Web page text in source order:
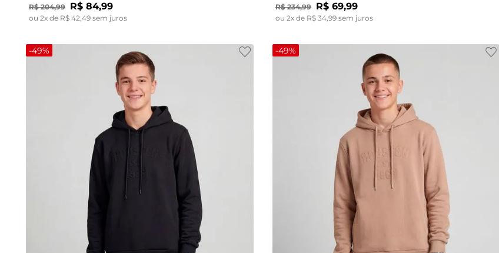
R$ 204,99 R$ 84,99
ou 2x de R$ 42,49 sem juros
R$ 234,99 R$ 69,99
ou 2x de R$ 34,99sem juros
-49% -49%